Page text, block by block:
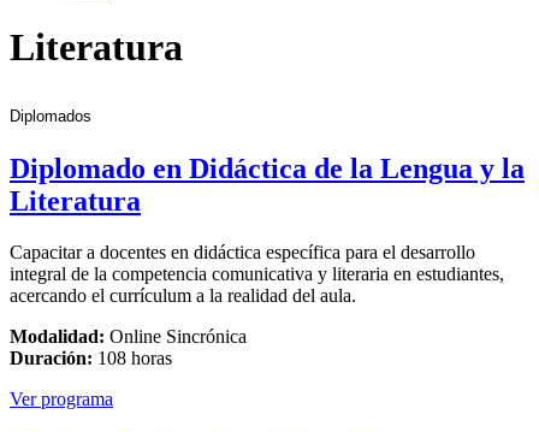
Literatura
Diplomados
Diplomado en Didáctica de la Lengua y la
Literatura
Capacitar a docentes en didáctica específica para el desarrollo
integral de la competencia comunicativa y literaria en estudiantes,
acercando el currículum a la realidad del aula.
Modalidad: Online Sincrónica
Duración: 108 horas
Ver programa